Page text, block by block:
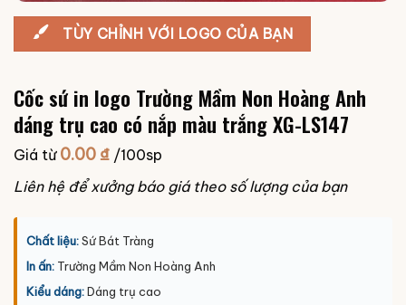
TÙY CHỈNH VỚI LOGO CỦA BẠN
Cốc sứ in logo Trường Mầm Non Hoàng Anh
dáng trụ cao có nắp màu trắng XG-LS147
Giá từ 0.00₫ /100sp
Liên hệ để xưởng báo giá theo số lượng của bạn
Chất liệu:Sứ Bát Tràng
In ấn: Trường Mầm Non Hoàng Anh
Kiểu dáng:Dáng trụ cao